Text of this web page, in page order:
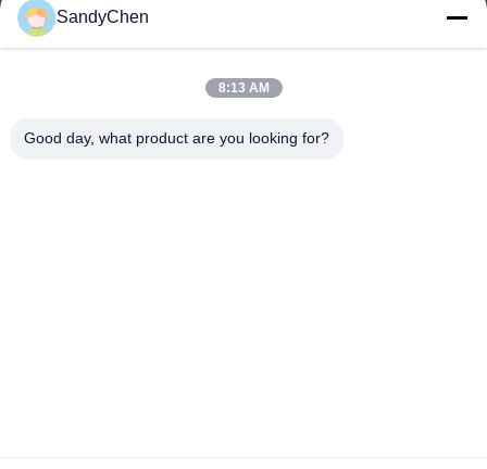
Rumah
Tentang Kami
SandyChen
8:13 AM
Good day, what product are you looking for?